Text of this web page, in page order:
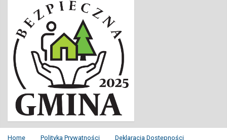
Home Polityka Prywatności Deklaracja Dostępności